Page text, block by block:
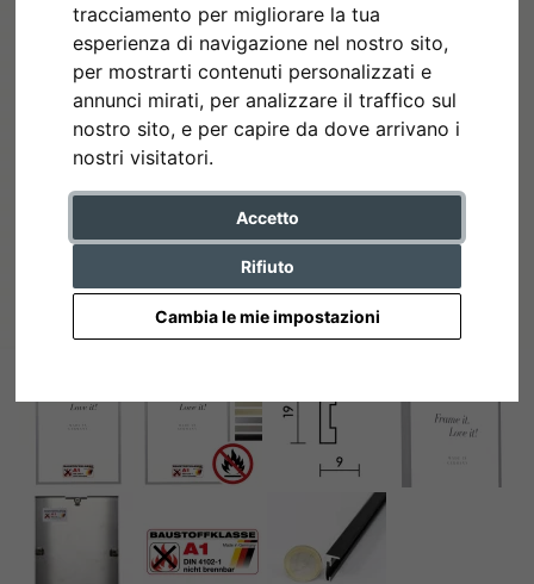
tracciamento per migliorare la tua
esperienza di navigazione nel nostro sito,
per mostrarti contenuti personalizzati e
annunci mirati, per analizzare il traffico sul
nostro sito, e per capire da dove arrivano i
nostri visitatori.
Accetto
Rifiuto
Cambia le mie impostazioni
Indietro